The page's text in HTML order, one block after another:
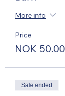
More info
Price
NOK 50.00
Sale ended